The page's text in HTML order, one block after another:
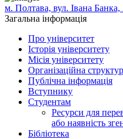
м. Полтава, вул. Івана Банка,
Загальна інформація
Про університет
Історія університету
Місія університету
Організаційна
Публічна інформація
Вступнику
Студентам
Ресурси для
або наявність
Бібліотека